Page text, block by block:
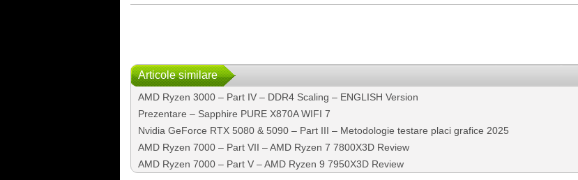
Articole similare
AMD Ryzen 3000 – Part IV – DDR4 Scaling – ENGLISH Version
Prezentare – Sapphire PURE X870A WIFI 7
Nvidia GeForce RTX 5080 & 5090 – Part III – Metodologie testare placi grafice 2025
AMD Ryzen 7000 – Part VII – AMD Ryzen 7 7800X3D Review
AMD Ryzen 7000 – Part V – AMD Ryzen 9 7950X3D Review